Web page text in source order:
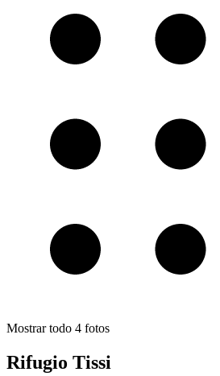
Mostrar todo 4 fotos
Rifugio Tissi